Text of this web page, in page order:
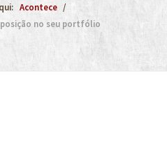
Acontece
no seu portfólio